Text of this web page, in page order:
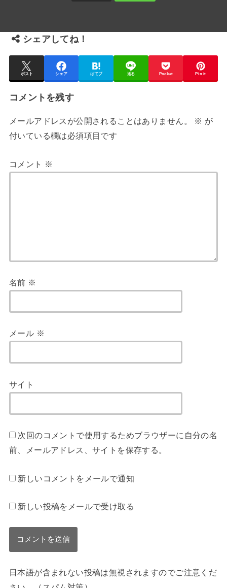
シェアしてね！
ポスト シェア はてブ 送る Pocket Pin it
コメントを残す
メールアドレスが公開されることはありません。 ※ が
付いている欄は必須項目です
コメント ※
名前 ※
メール ※
サイト
次回のコメントで使用するためブラウザーに自分の名
前、メールアドレス、サイトを保存する。
新しいコメントをメールで通知
新しい投稿をメールで受け取る
日本語が含まれない投稿は無視されますのでご注意くだ